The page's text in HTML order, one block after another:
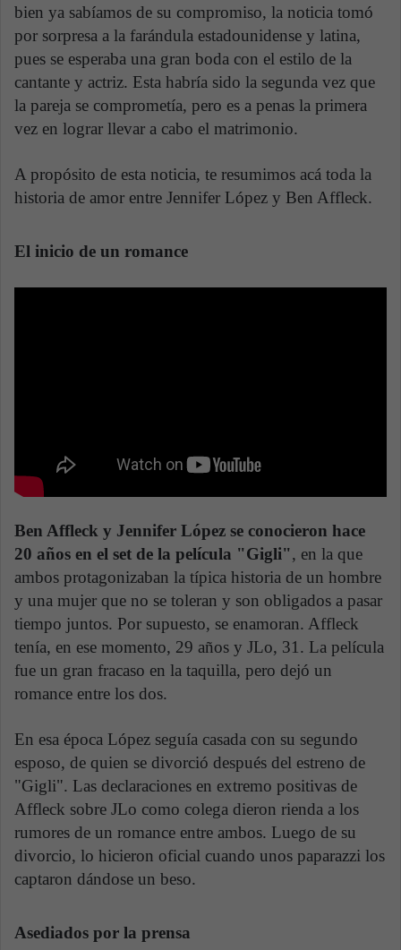
bien ya sabíamos de su compromiso, la noticia tomó
por sorpresa a la farándula estadounidense y latina,
pues se esperaba una gran boda con el estilo de la
cantante y actriz. Esta habría sido la segunda vez que
la pareja se comprometía, pero es a penas la primera
vez en lograr llevar a cabo el matrimonio.
A propósito de esta noticia, te resumimos acá toda la
historia de amor entre Jennifer López y Ben Affleck.
El inicio de un romance
Ben Affleck y Jennifer López se conocieron hace
20 años en el set de la película "Gigli", en la que
ambos protagonizaban la típica historia de un hombre
y una mujer que no se toleran y son obligados a pasar
tiempo juntos. Por supuesto, se enamoran. Affleck
tenía, en ese momento, 29 años y JLo, 31. La película
fue un gran fracaso en la taquilla, pero dejó un
romance entre los dos.
En esa época López seguía casada con su segundo
esposo, de quien se divorció después del estreno de
"Gigli". Las declaraciones en extremo positivas de
Affleck sobre JLo como colega dieron rienda a los
rumores de un romance entre ambos. Luego de su
divorcio, lo hicieron oficial cuando unos paparazzi los
captaron dándose un beso.
Asediados por la prensa